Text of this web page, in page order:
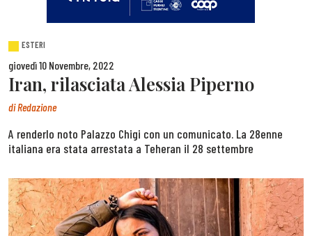
ESTERI
giovedì 10 Novembre, 2022
Iran, rilasciata Alessia Piperno
diRedazione
A renderlo noto Palazzo Chigi con un comunicato. La 28enne
italiana era stata arrestata a Teheran il 28 settembre